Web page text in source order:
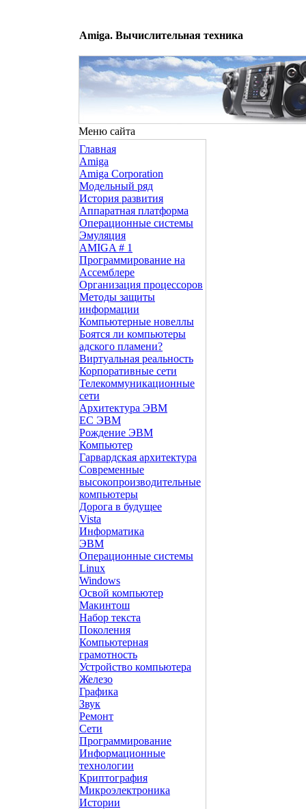
Amiga. Вычислительная техника
Меню сайта
Главная
Amiga
Amiga Corporation
Модельный ряд
История развития
Аппаратная платформа
Операционные системы
Эмуляция
AMIGA # 1
Программирование на
Ассемблере
Организация процессоров
Методы защиты
информации
Компьютерные новеллы
Боятся ли компьютеры
адского пламени?
Виртуальная реальность
Корпоративные сети
Телекоммуникационные
сети
Архитектура ЭВМ
ЕС ЭВМ
Рождение ЭВМ
Компьютер
Гарвардская архитектура
Современные
высокопроизводительные
компьютеры
Дорога в будущее
Vista
Инфоpматика
ЭВМ
Операционные системы
Linux
Windows
Освой компьютер
Макинтош
Набор текста
Поколения
Компьютерная
грамотность
Устройство компьютера
Железо
Графика
Звук
Ремонт
Сети
Программирование
Информационные
технологии
Криптография
Микроэлектроника
Истории